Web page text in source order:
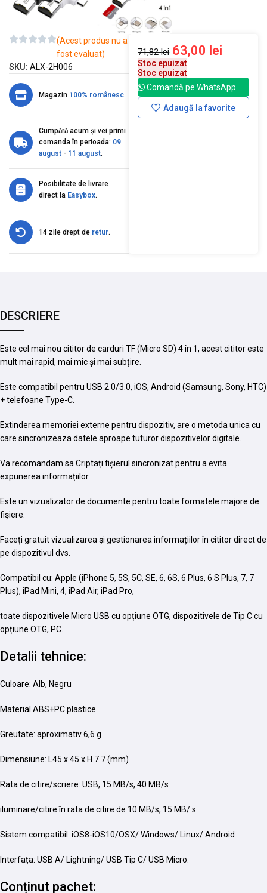
(Acest produs nu a
fost evaluat)
SKU: ALX-2H006
Magazin 100% românesc.
Cumpără acum și vei primi
comanda în perioada: 09
august - 11 august.
Posibilitate de livrare
direct la Easybox.
14 zile drept de retur.
71,82lei 63,00 lei
Stoc epuizat
Stoc epuizat
Comandă pe WhatsApp
Adaugă la favorite
DESCRIERE
Este cel mai nou cititor de carduri TF (Micro SD) 4 în 1, acest cititor este
mult mai rapid, mai mic și mai subțire.
Este compatibil pentru USB 2.0/3.0, iOS, Android (Samsung, Sony, HTC)
+ telefoane Type-C.
Extinderea memoriei externe pentru dispozitiv, are o metoda unica cu
care sincronizeaza datele aproape tuturor dispozitivelor digitale.
Va recomandam sa Criptați fișierul sincronizat pentru a evita
expunerea informațiilor.
Este un vizualizator de documente pentru toate formatele majore de
fișiere.
Faceți gratuit vizualizarea și gestionarea informațiilor în cititor direct de
pe dispozitivul dvs.
Compatibil cu: Apple (iPhone 5, 5S, 5C, SE, 6, 6S, 6 Plus, 6 S Plus, 7, 7
Plus), iPad Mini, 4, iPad Air, iPad Pro,
toate dispozitivele Micro USB cu opțiune OTG, dispozitivele de Tip C cu
opțiune OTG, PC.
Detalii tehnice:
Culoare: Alb, Negru
Material ABS+PC plastice
Greutate: aproximativ 6,6 g
Dimensiune: L45 x 45 x H 7.7 (mm)
Rata de citire/scriere: USB, 15 MB/s, 40 MB/s
iluminare/citire în rata de citire de 10 MB/s, 15 MB/ s
Sistem compatibil: iOS8-iOS10/OSX/ Windows/ Linux/ Android
Interfața: USB A/ Lightning/ USB Tip C/ USB Micro.
Conținut pachet: